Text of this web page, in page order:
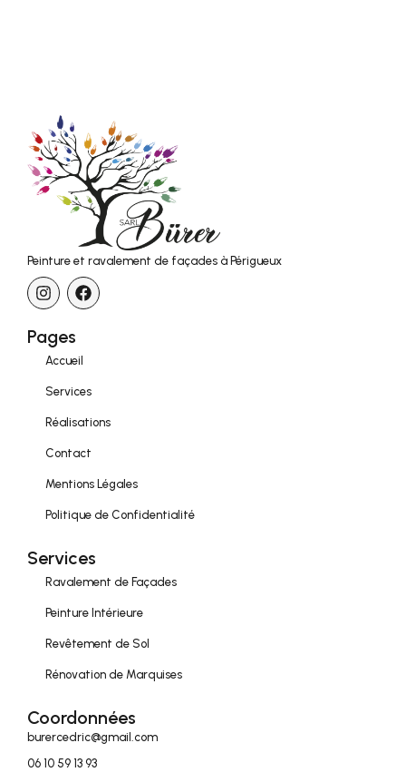
Peinture et ravalement de façades à Périgueux
Pages
Accueil
Services
Réalisations
Contact
Mentions Légales
Politique de Confidentialité
Services
Ravalement de Façades
Peinture Intérieure
Revêtement de Sol
Rénovation de Marquises
Coordonnées
burercedric@gmail.com
06 10 59 13 93